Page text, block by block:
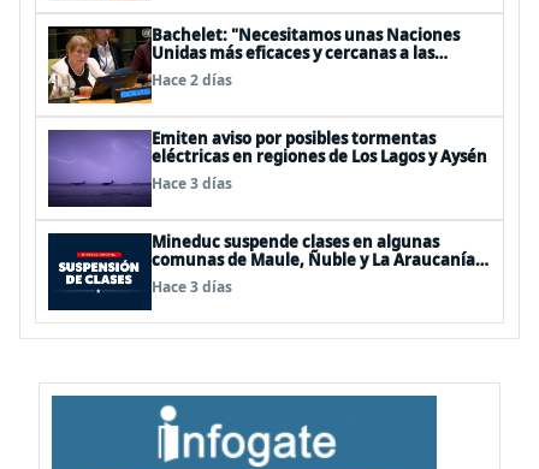
Bachelet: "Necesitamos unas Naciones
Unidas más eficaces y cercanas a las
personas"
Hace 2 días
Emiten aviso por posibles tormentas
eléctricas en regiones de Los Lagos y Aysén
Hace 3 días
Mineduc suspende clases en algunas
comunas de Maule, Ñuble y La Araucanía
para este lunes
Hace 3 días